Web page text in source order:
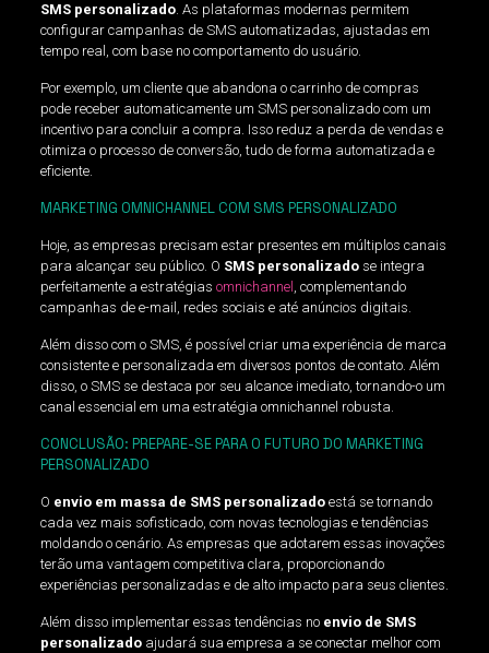
SMS personalizado. As plataformas modernas permitem
configurar campanhas de SMS automatizadas, ajustadas em
tempo real, com base no comportamento do usuário.
Por exemplo, um cliente que abandona o carrinho de compras
pode receber automaticamente um SMS personalizado com um
incentivo para concluir a compra. Isso reduz a perda de vendas e
otimiza o processo de conversão, tudo de forma automatizada e
eficiente.
MARKETING OMNICHANNEL COM SMS PERSONALIZADO
Hoje, as empresas precisam estar presentes em múltiplos canais
para alcançar seu público. O SMS personalizadose integra
perfeitamente a estratégias omnichannel , complementando
campanhas de e-mail, redes sociais e até anúncios digitais.
Além disso com o SMS, é possível criar uma experiência de marca
consistente e personalizada em diversos pontos de contato. Além
disso, o SMS se destaca por seu alcance imediato, tornando-o um
canal essencial em uma estratégia omnichannel robusta.
CONCLUSÃO: PREPARE-SE PARA O FUTURO DO MARKETING
PERSONALIZADO
O envio em massa de SMS personalizadoestá se tornando
cada vez mais sofisticado, com novas tecnologias e tendências
moldando o cenário. As empresas que adotarem essas inovações
terão uma vantagem competitiva clara, proporcionando
experiências personalizadas e de alto impacto para seus clientes.
Além disso implementar essas tendências no envio de SMS
personalizadoajudará sua empresa a se conectar melhor com